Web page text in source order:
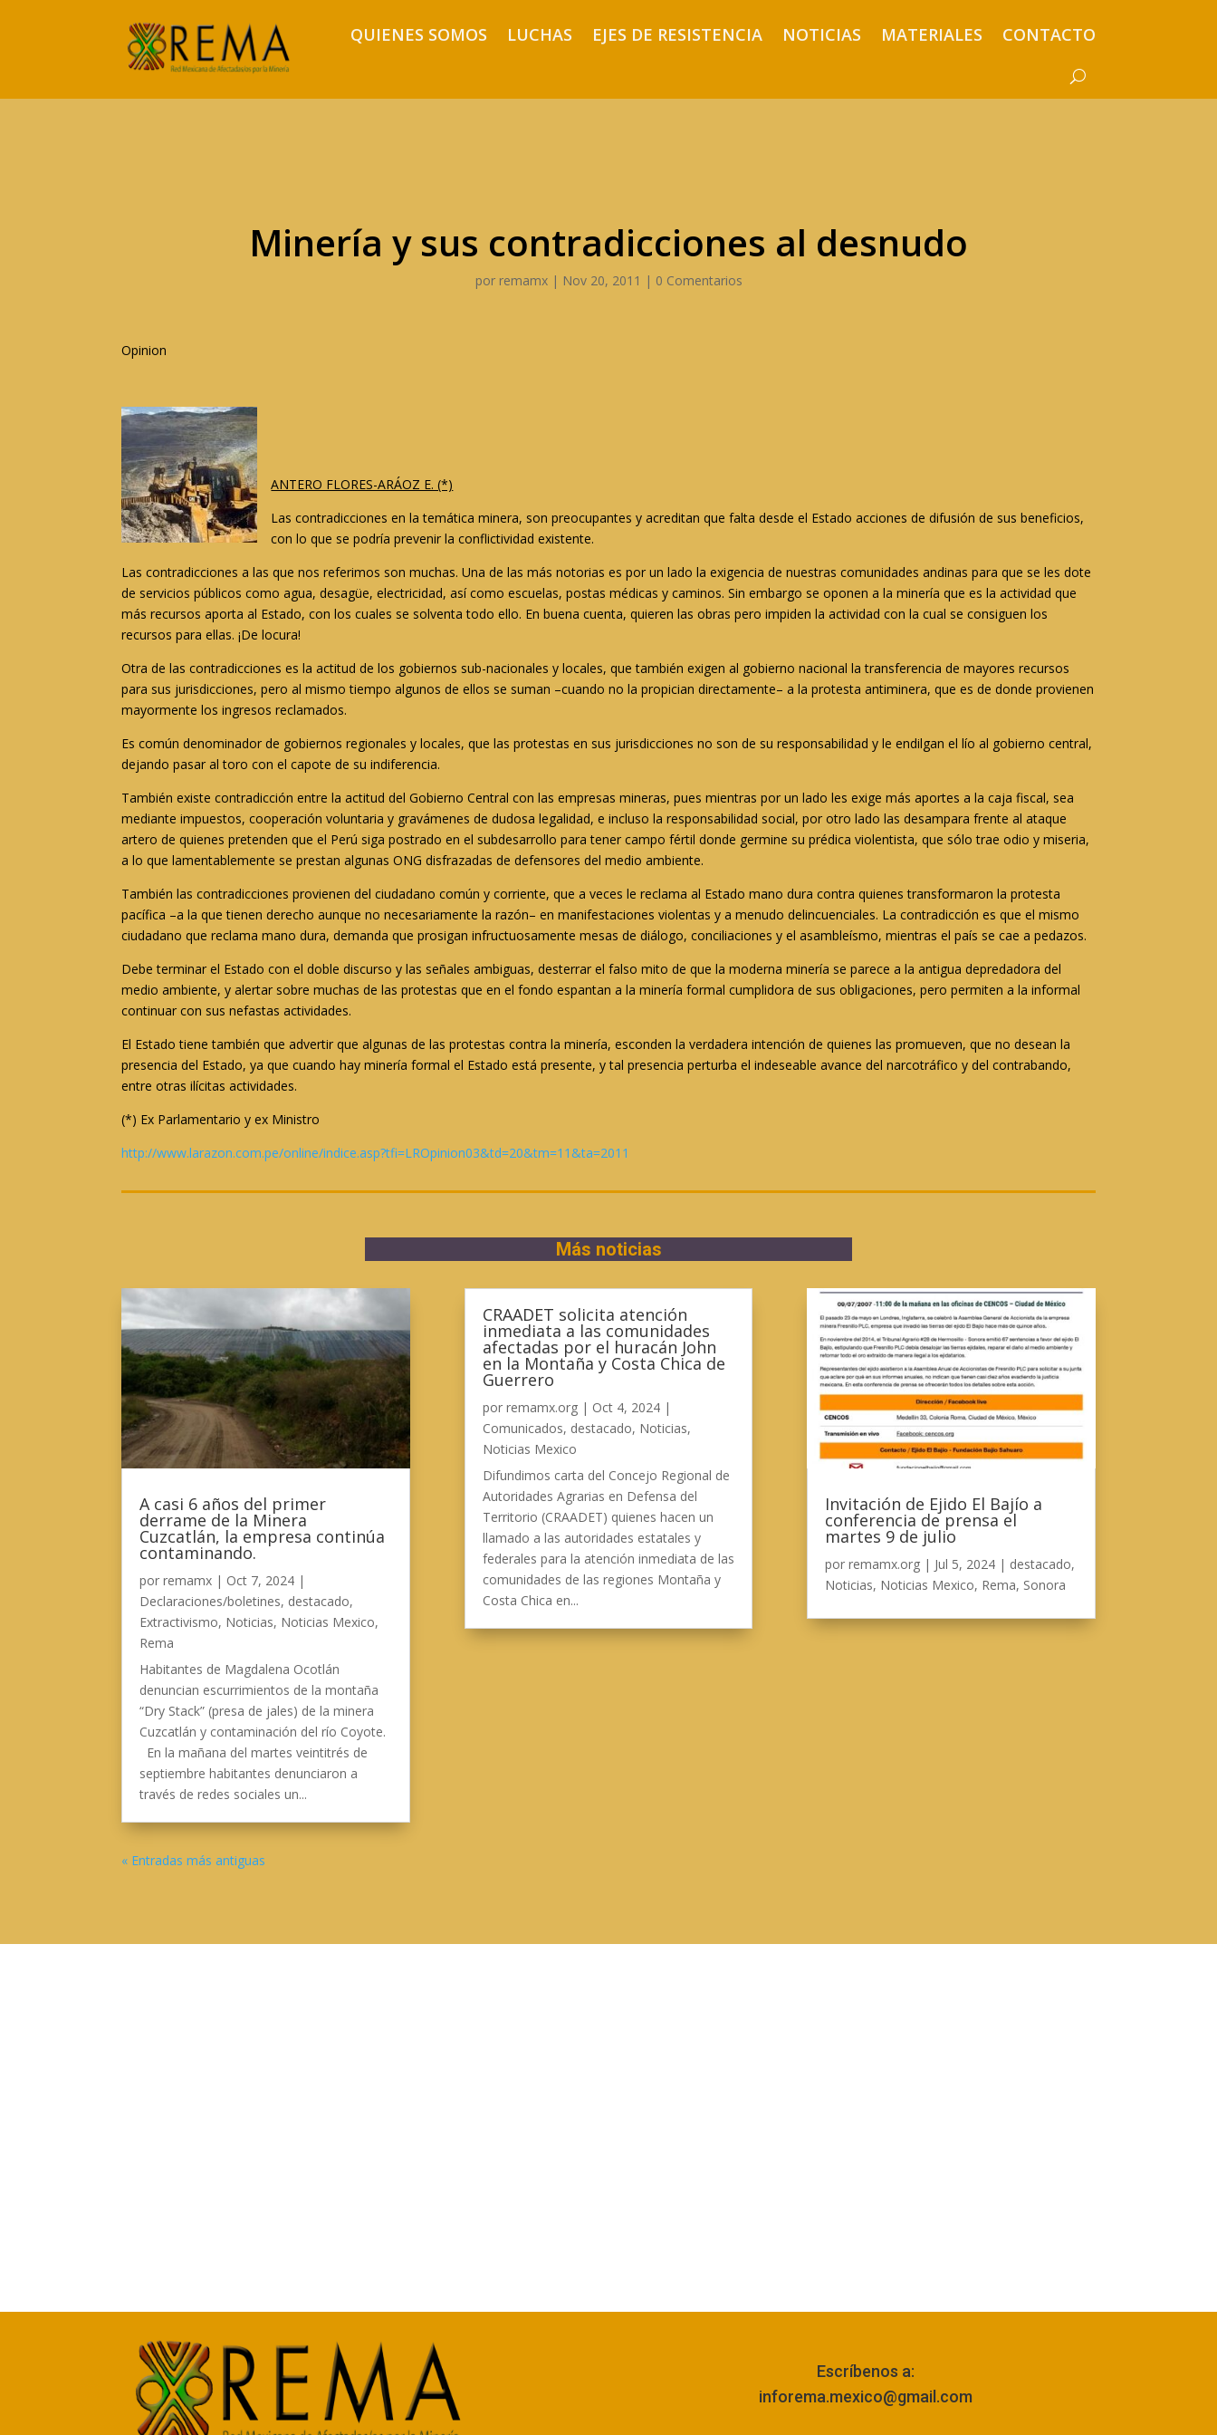
QUIENES SOMOS LUCHAS EJES DE RESISTENCIA NOTICIAS MATERIALES CONTACTO
Minería y sus contradicciones al desnudo
por remamx| Nov 20, 2011 | 0 Comentarios
Opinion
ANTERO FLORES-ARÁOZ E. (*)
Las contradicciones en la temática minera, son preocupantes y acreditan que falta desde el Estado acciones de difusión de sus beneficios,
con lo que se podría prevenir la conflictividad existente.
Las contradicciones a las que nos referimos son muchas. Una de las más notorias es por un lado la exigencia de nuestras comunidades andinas para que se les dote
de servicios públicos como agua, desagüe, electricidad, así como escuelas, postas médicas y caminos. Sin embargo se oponen a la minería que es la actividad que
más recursos aporta al Estado, con los cuales se solventa todo ello. En buena cuenta, quieren las obras pero impiden la actividad con la cual se consiguen los
recursos para ellas. ¡De locura!
Otra de las contradicciones es la actitud de los gobiernos sub-nacionales y locales, que también exigen al gobierno nacional la transferencia de mayores recursos
para sus jurisdicciones, pero al mismo tiempo algunos de ellos se suman –cuando no la propician directamente– a la protesta antiminera, que es de donde provienen
mayormente los ingresos reclamados.
Es común denominador de gobiernos regionales y locales, que las protestas en sus jurisdicciones no son de su responsabilidad y le endilgan el lío al gobierno central,
dejando pasar al toro con el capote de su indiferencia.
También existe contradicción entre la actitud del Gobierno Central con las empresas mineras, pues mientras por un lado les exige más aportes a la caja fiscal, sea
mediante impuestos, cooperación voluntaria y gravámenes de dudosa legalidad, e incluso la responsabilidad social, por otro lado las desampara frente al ataque
artero de quienes pretenden que el Perú siga postrado en el subdesarrollo para tener campo fértil donde germine su prédica violentista, que sólo trae odio y miseria,
a lo que lamentablemente se prestan algunas ONG disfrazadas de defensores del medio ambiente.
También las contradicciones provienen del ciudadano común y corriente, que a veces le reclama al Estado mano dura contra quienes transformaron la protesta
pacífica –a la que tienen derecho aunque no necesariamente la razón– en manifestaciones violentas y a menudo delincuenciales. La contradicción es que el mismo
ciudadano que reclama mano dura, demanda que prosigan infructuosamente mesas de diálogo, conciliaciones y el asambleísmo, mientras el país se cae a pedazos.
Debe terminar el Estado con el doble discurso y las señales ambiguas, desterrar el falso mito de que la moderna minería se parece a la antigua depredadora del
medio ambiente, y alertar sobre muchas de las protestas que en el fondo espantan a la minería formal cumplidora de sus obligaciones, pero permiten a la informal
continuar con sus nefastas actividades.
El Estado tiene también que advertir que algunas de las protestas contra la minería, esconden la verdadera intención de quienes las promueven, que no desean la
presencia del Estado, ya que cuando hay minería formal el Estado está presente, y tal presencia perturba el indeseable avance del narcotráfico y del contrabando,
entre otras ilícitas actividades.
(*) Ex Parlamentario y ex Ministro
http://www.larazon.com.pe/online/indice.asp?tfi=LROpinion03&td=20&tm=11&ta=2011
Más noticias
A casi 6 años del primer
derrame de la Minera
Cuzcatlán, la empresa continúa
contaminando.
porremamx | Oct 7, 2024 |
Declaraciones/boletines, destacado,
Extractivismo, Noticias, Noticias Mexico,
Rema
Habitantes de Magdalena Ocotlán
denuncian escurrimientos de la montaña
“Dry Stack” (presa de jales) de la minera
Cuzcatlán y contaminación del río Coyote.
En la mañana del martes veintitrés de
septiembre habitantes denunciaron a
través de redes sociales un...
CRAADET solicita atención
inmediata a las comunidades
afectadas por el huracán John
en la Montaña y Costa Chica de
Guerrero
por remamx.org| Oct 4, 2024|
Comunicados, destacado, Noticias,
Noticias Mexico
Difundimos carta del Concejo Regional de
Autoridades Agrarias en Defensa del
Territorio (CRAADET) quienes hacen un
llamado a las autoridades estatales y
federales para la atención inmediata de las
comunidades de las regiones Montaña y
Costa Chica en...
Invitación de Ejido El Bajío a
conferencia de prensa el
martes 9 de julio
por remamx.org| Jul 5, 2024| destacado,
Noticias, Noticias Mexico, Rema, Sonora
« Entradas más antiguas
Escríbenos a:
inforema.mexico@gmail.com